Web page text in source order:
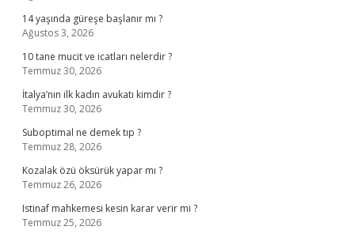
14 yaşında güreşe başlanır mı ?
Ağustos 3, 2026
10 tane mucit ve icatları nelerdir ?
Temmuz 30, 2026
İtalya’nın ilk kadın avukatı kimdir ?
Temmuz 30, 2026
Suboptimal ne demek tıp ?
Temmuz 28, 2026
Kozalak özü öksürük yapar mı ?
Temmuz 26, 2026
Istinaf mahkemesi kesin karar verir mi ?
Temmuz 25, 2026